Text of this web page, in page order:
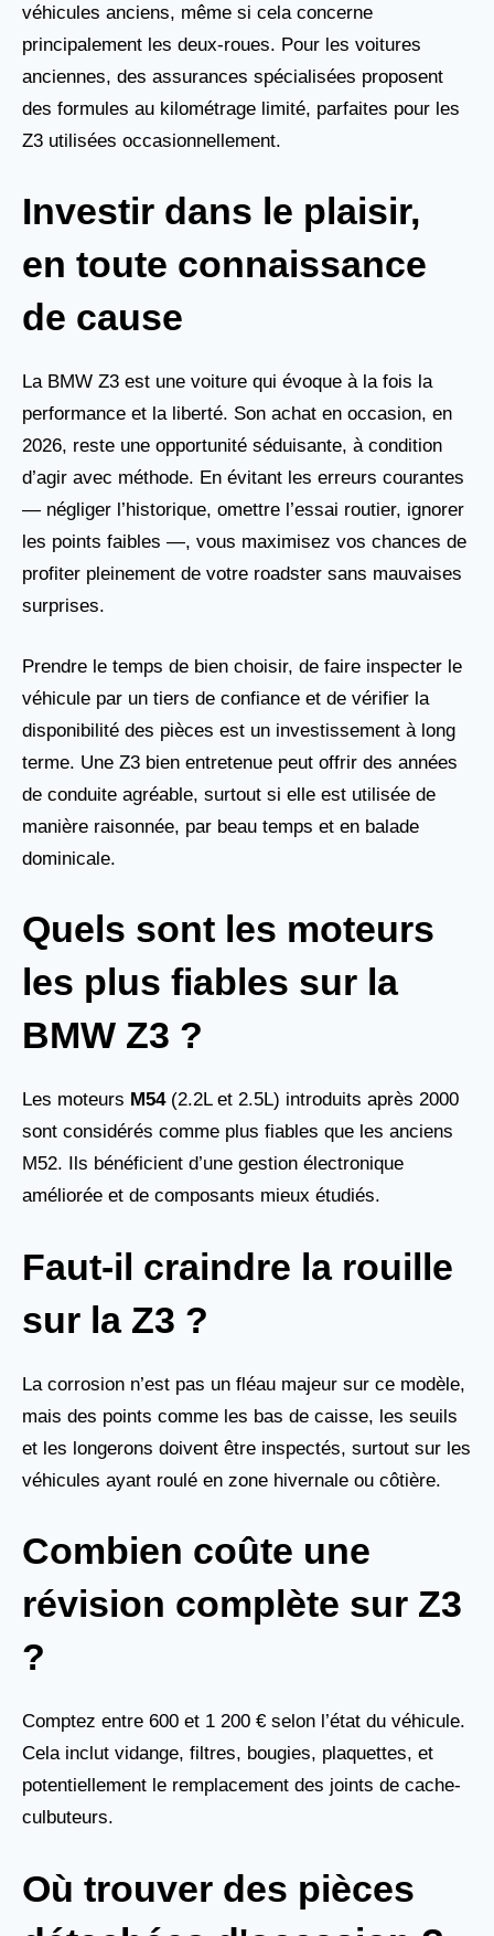
véhicules anciens, même si cela concerne
principalement les deux-roues. Pour les voitures
anciennes, des assurances spécialisées proposent
des formules au kilométrage limité, parfaites pour les
Z3 utilisées occasionnellement.
Investir dans le plaisir,
en toute connaissance
de cause
La BMW Z3 est une voiture qui évoque à la fois la
performance et la liberté. Son achat en occasion, en
2026, reste une opportunité séduisante, à condition
d’agir avec méthode. En évitant les erreurs courantes
— négliger l’historique, omettre l’essai routier, ignorer
les points faibles —, vous maximisez vos chances de
profiter pleinement de votre roadster sans mauvaises
surprises.
Prendre le temps de bien choisir, de faire inspecter le
véhicule par un tiers de confiance et de vérifier la
disponibilité des pièces est un investissement à long
terme. Une Z3 bien entretenue peut offrir des années
de conduite agréable, surtout si elle est utilisée de
manière raisonnée, par beau temps et en balade
dominicale.
Quels sont les moteurs
les plus fiables sur la
BMW Z3 ?
Les moteurs M54(2.2L et 2.5L) introduits après 2000
sont considérés comme plus fiables que les anciens
M52. Ils bénéficient d’une gestion électronique
améliorée et de composants mieux étudiés.
Faut-il craindre la rouille
sur la Z3 ?
La corrosion n’est pas un fléau majeur sur ce modèle,
mais des points comme les bas de caisse, les seuils
et les longerons doivent être inspectés, surtout sur les
véhicules ayant roulé en zone hivernale ou côtière.
Combien coûte une
révision complète sur Z3
?
Comptez entre 600 et 1 200 € selon l’état du véhicule.
Cela inclut vidange, filtres, bougies, plaquettes, et
potentiellement le remplacement des joints de cache-
culbuteurs.
Où trouver des pièces